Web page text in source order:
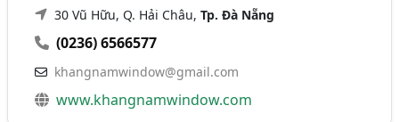
30 Vũ Hữu, Q. Hải Châu,Tp. Đà Nẵng
(0236) 6566577
khangnamwindow@gmail.com
www.khangnamwindow.com